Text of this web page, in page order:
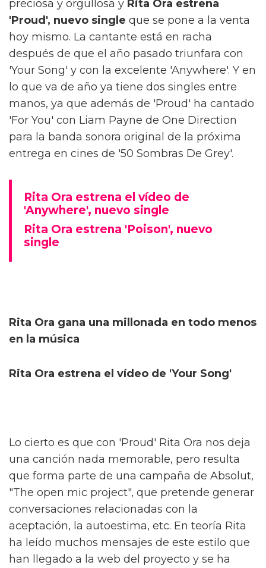
preciosa y orgullosa y Rita Ora estrena
'Proud', nuevo single que se pone a la venta
hoy mismo. La cantante está en racha
después de que el año pasado triunfara con
'Your Song' y con la excelente 'Anywhere'. Y en
lo que va de año ya tiene dos singles entre
manos, ya que además de 'Proud' ha cantado
'For You' con Liam Payne de One Direction
para la banda sonora original de la próxima
entrega en cines de '50 Sombras De Grey'.
Rita Ora estrena el vídeo de
'Anywhere', nuevo single
Rita Ora estrena 'Poison', nuevo
single
Rita Ora gana una millonada en todo menos
en la música
Rita Ora estrena el vídeo de 'Your Song'
Lo cierto es que con 'Proud' Rita Ora nos deja
una canción nada memorable, pero resulta
que forma parte de una campaña de Absolut,
"The open mic project", que pretende generar
conversaciones relacionadas con la
aceptación, la autoestima, etc. En teoría Rita
ha leído muchos mensajes de este estilo que
han llegado a la web del proyecto y se ha